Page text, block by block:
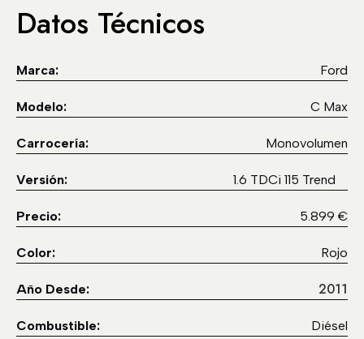
Datos Técnicos
Marca: Ford
Modelo: C Max
Carrocería: Monovolumen
Versión: 1.6 TDCi 115 Trend
Precio: 5.899 €
Color: Rojo
Año Desde: 2011
Combustible: Diésel